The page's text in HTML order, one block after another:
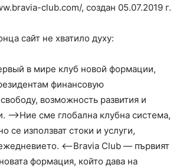
club.com/, создан 05.07.2019 г.
сайт не хватило духу:
в мире клуб новой формации,
финансовую
возможность развития и
—>Ние сме глобална клубна система,
се използват стоки и услуги,
<--Bravia Club — първият
формация, който дава на